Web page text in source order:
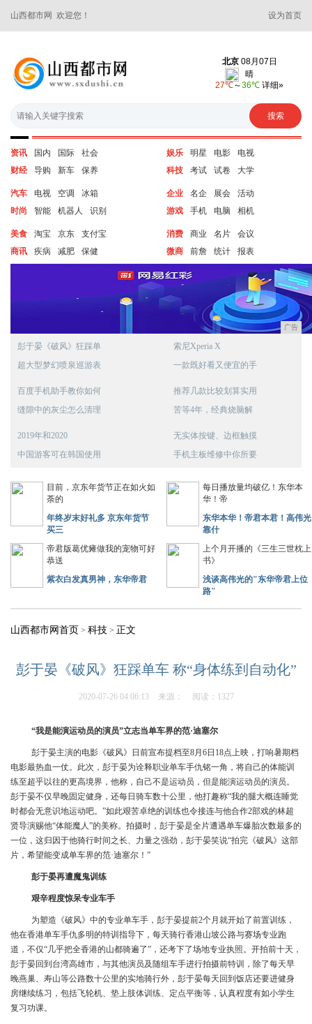
山西都市网 欢迎您！ 设为首页
资讯 国内 国际
社会
财经
导购 新车 保养
娱乐 明星 电影
电视
科技
考试 试卷 大学
汽车 电视 空调
冰箱
时尚
智能 机器人 识别
企业 名企 展会
活动
游戏
手机 电脑 相机
美食 淘宝 京东
支付宝
商讯
疾病 减肥 保健
消费 商业 名片
会议
微商
前詹 统计 报表
广告
彭于晏《破风》狂踩单
超大型梦幻喷泉巡游表
索尼Xperia X
一款既好看又便宜的手
百度手机助手教你如何
缝隙中的灰尘怎么清理
推荐几款比较划算实用
苦等4年，经典烧脑解
2019年和2020
中国游客可在韩国使用
无实体按键、边框触摸
手机主板维修中你所要
目前，京东年货节正在如火如
荼的
年终岁末好礼多 京东年货节
买三
每日播放量均破亿！东华本
华！帝
东华本华！帝君本君！高伟光
靠什
帝君版葛优瘫做我的宠物可好
恭送
紫衣白发真男神，东华帝君
上个月开播的《三生三世枕上
书》
浅谈高伟光的"东华帝君上位
路"
山西都市网首页 > 科技 > 正文
彭于晏《破风》狂踩单车 称“身体练到自动化”
2020-07-26 04:06:13 来源： 阅读：1327
“我是能演运动员的演员”立志当单车界的范·迪塞尔
彭于晏主演的电影《破风》日前宣布提档至8月6日18点上映，打响暑期档
电影最热血一仗。此次，彭于晏为诠释职业单车手仇铭一角，将自己的体能训
练至超乎以往的更高境界，他称，自己不是运动员，但是能演运动员的演员。
彭于晏不仅早晚固定健身，还每日骑车数十公里，他打趣称“我的腿大概连睡觉
时都会无意识地运动吧。”如此艰苦卓绝的训练也令接连与他合作2部戏的林超
贤导演赐他“体能魔人”的美称。拍摄时，彭于晏是全片遭遇单车爆胎次数最多的
一位，这归因于他骑行时间之长、力量之强劲，彭于晏笑说“拍完《破风》这部
片，希望能变成单车界的范·迪塞尔！”
彭于晏再遭魔鬼训练
艰辛程度惊呆专业车手
为塑造《破风》中的专业单车手，彭于晏提前2个月就开始了前置训练，
他在香港单车手仇多明的特训指导下，每天骑行香港山坡公路与赛场专业跑
道，不仅“几乎把全香港的山都骑遍了”，还考下了场地专业执照。开拍前十天，
彭于晏回到台湾高雄市，与其他演员及随组车手进行拍摄前特训，除了每天早
晚燕巢、寿山等公路数十公里的实地骑行外，彭于晏每天回到饭店还要进健身
房继续练习，包括飞轮机、垫上肢体训练、定点平衡等，认真程度有如小学生
复习功课。